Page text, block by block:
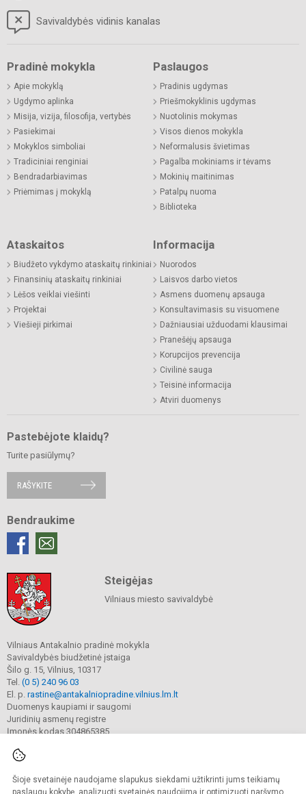
Šioje svetainėje naudojame slapukus siekdami užtikrinti jums teikiamų
paslaugų kokybę, analizuoti svetainės naudojimą ir optimizuoti naršymo
Savivaldybės vidinis kanalas
Pradinė mokykla
Apie mokyklą
Ugdymo aplinka
Misija, vizija, filosofija, vertybės
Pasiekimai
Mokyklos simboliai
Tradiciniai renginiai
Bendradarbiavimas
Priėmimas į mokyklą
Paslaugos
Pradinis ugdymas
Priešmokyklinis ugdymas
Nuotolinis mokymas
Visos dienos mokykla
Neformalusis švietimas
Pagalba mokiniams ir tėvams
Mokinių maitinimas
Patalpų nuoma
Biblioteka
Ataskaitos
Biudžeto vykdymo ataskaitų rinkiniai
Finansinių ataskaitų rinkiniai
Lėšos veiklai viešinti
Projektai
Viešieji pirkimai
Informacija
Nuorodos
Laisvos darbo vietos
Asmens duomenų apsauga
Konsultavimasis su visuomene
Dažniausiai užduodami klausimai
Pranešėjų apsauga
Korupcijos prevencija
Civilinė sauga
Teisinė informacija
Atviri duomenys
Pastebėjote klaidų?
Turite pasiūlymų?
RAŠYKITE
Bendraukime
Steigėjas
Vilniaus miesto savivaldybė
Vilniaus Antakalnio pradinė mokykla
Savivaldybės biudžetinė įstaiga
Šilo g. 15, Vilnius, 10317
Tel. (0 5) 240 96 03
El. p. rastine@antakalniopradine.vilnius.lm.lt
Duomenys kaupiami ir saugomi
Juridinių asmenų registre
Įmonės kodas 304865385
© 2023. Vilniaus Antakalnio pradinė mokykla. Visos teisės saugomos.
Kopijuoti turinį be raštiško gimnazijos sutikimo griežtai draudžiama.